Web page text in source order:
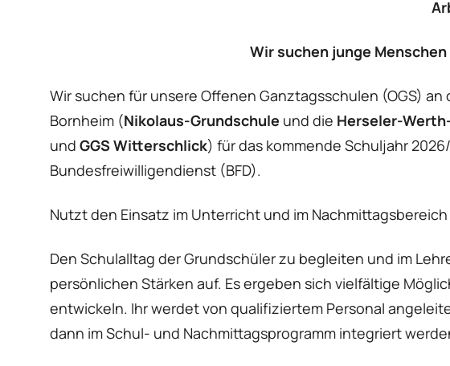
Wir suchen junge
Wir suchen für unsere Offenen Ganztagsschulen (OGS)
Bornheim (Nikolaus-Grundschule und die Herseler-
und GGS Witterschlick) für das kommende Schuljahr
Bundesfreiwilligendienst (BFD).
Nutzt den Einsatz im Unterricht und im
Den Schulalltag der Grundschüler zu begleiten und im
persönlichen Stärken auf. Es ergeben sich vielfältige
entwickeln. Ihr werdet von qualifiziertem Personal
dann im Schul- und Nachmittagsprogramm integriert